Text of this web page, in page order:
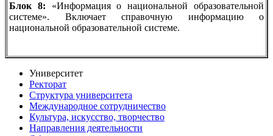
Блок 8: «Информация о национальной образовательной
системе». Включает справочную информацию о
национальной образовательной системе.
Университет
Ректорат
Структура университета
Международное сотрудничество
Культура, искусство, творчество
Направления деятельности